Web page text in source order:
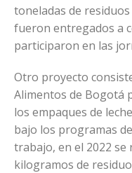
toneladas de
fueron entregados a
participaron en las
Otro proyecto
Alimentos de Bogotá
los empaques de
bajo los programas
trabajo, en el 2022 se
kilogramos de